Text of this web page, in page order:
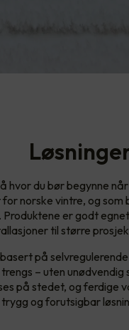
hvor du bør begynne
norske vintre, og
Produktene er godt
til større
på
– uten
på stedet, og ferdige
trygg og forutsigbar